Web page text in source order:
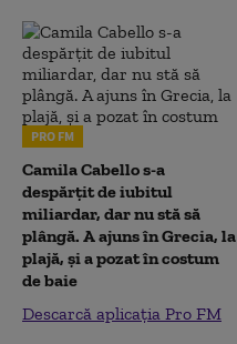
PRO FM
Camila Cabello s-a
despărțit de iubitul
miliardar, dar nu stă să
plângă. A ajuns în Grecia, la
plajă, și a pozat în costum
de baie
Descarcă aplicația Pro FM